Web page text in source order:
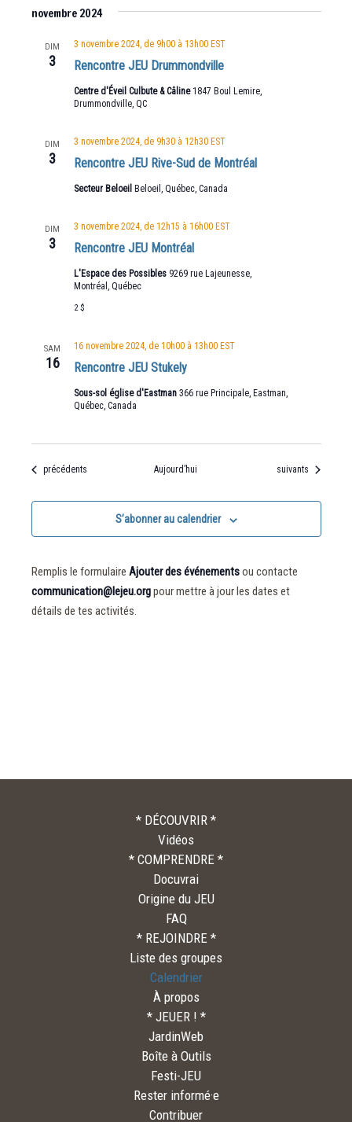
novembre 2024
DIM
3 Rencontre JEU Drummondville
3 novembre 2024, de 9h00à 13h00 EST
Centre d'Éveil Culbute & Câline 1847 Boul Lemire,
Drummondville, QC
DIM
3 Rencontre JEU Rive-Sud de Montréal
3 novembre 2024, de 9h30à 12h30 EST
Secteur Beloeil Beloeil, Québec, Canada
DIM
3 Rencontre JEU Montréal
3 novembre 2024, de 12h15 à 16h00 EST
L'Espace des Possibles 9269 rue Lajeunesse,
Montréal, Québec
2 $
SAM
16 Rencontre JEU Stukely
16 novembre 2024, de 10h00à 13h00 EST
Sous-sol église d'Eastman 366 rue Principale, Eastman,
Québec, Canada
Évènements
précédents Aujourd’hui Évènements
suivants
S’abonner au calendrier
Remplis le formulaire Ajouter des événementsou contacte
communication@lejeu.orgpour mettre à jour les dates et
détails de tes activités.
* DÉCOUVRIR *
Vidéos
* COMPRENDRE *
Docuvrai
Origine du JEU
FAQ
* REJOINDRE *
Liste des groupes
Calendrier
À propos
* JEUER ! *
JardinWeb
Boîte à Outils
Festi-JEU
Rester informé·e
Contribuer